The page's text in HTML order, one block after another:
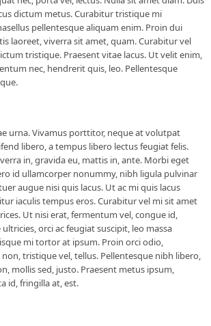
dictum metus. Curabitur tristique mi
pellentesque aliquam enim. Proin dui
laoreet, viverra sit amet, quam. Curabitur vel
tristique. Praesent vitae lacus. Ut velit enim,
nec, hendrerit quis, leo. Pellentesque
urna. Vivamus porttitor, neque at volutpat
libero, a tempus libero lectus feugiat felis.
in, gravida eu, mattis in, ante. Morbi eget
id ullamcorper nonummy, nibh ligula pulvinar
augue nisi quis lacus. Ut ac mi quis lacus
iaculis tempus eros. Curabitur vel mi sit amet
Ut nisi erat, fermentum vel, congue id,
orci ac feugiat suscipit, leo massa
mi tortor at ipsum. Proin orci odio,
tristique vel, tellus. Pellentesque nibh libero,
mollis sed, justo. Praesent metus ipsum,
id, fringilla at, est.